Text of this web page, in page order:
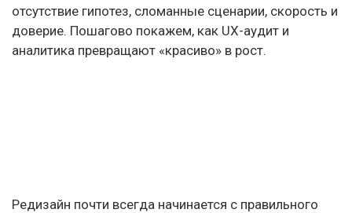
отсутствие гипотез, сломанные сценарии, скорость и
доверие. Пошагово покажем, как UX-аудит и
аналитика превращают «красиво» в рост.
Редизайн почти всегда начинается с правильного